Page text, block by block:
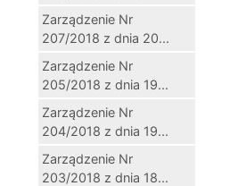
Zarządzenie Nr
207/2018 z dnia 20...
Zarządzenie Nr
205/2018 z dnia 19...
Zarządzenie Nr
204/2018 z dnia 19...
Zarządzenie Nr
203/2018 z dnia 18...